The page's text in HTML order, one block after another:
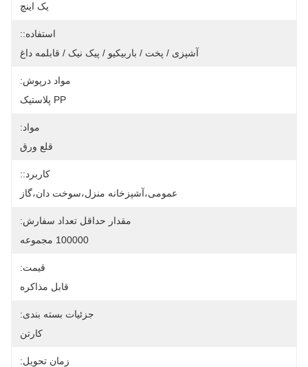
یک اینچ
استفاده::
آشپزی / پخت / باربیکیو / پیک نیک / قابلمه داغ
مواد درپوش:
PP پلاستیک
مواد:
قلع ورق
کاربرد::
عمومی،آشپزخانه منزل،سوخت دان،گاز
مقدار حداقل تعداد سفارش:
100000 مجموعه
قیمت:
قابل مذاکره
جزئیات بسته بندی:
کارتن
زمان تحویل: